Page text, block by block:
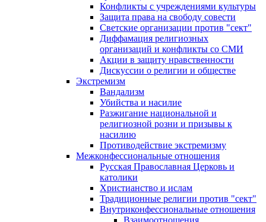
Конфликты с учреждениями культуры
Защита права на свободу совести
Светские организации против "сект"
Диффамация религиозных
организаций и конфликты со СМИ
Акции в защиту нравственности
Дискуссии о религии и обществе
Экстремизм
Вандализм
Убийства и насилие
Разжигание национальной и
религиозной розни и призывы к
насилию
Противодействие экстремизму
Межконфессиональные отношения
Русская Православная Церковь и
католики
Христианство и ислам
Традиционные религии против "сект"
Внутриконфессиональные отношения
Взаимоотношения